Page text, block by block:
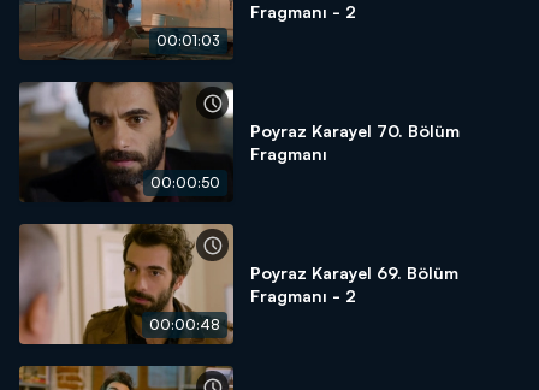
00:01:03
Fragmanı - 2
00:00:50
Poyraz Karayel 70. Bölüm
Fragmanı
00:00:48
Poyraz Karayel 69. Bölüm
Fragmanı - 2